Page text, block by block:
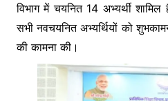
विभाग में चयनित 14 अभ्यर्थी
सभी नवचयनित अभ्यर्थियों को
की कामना की।